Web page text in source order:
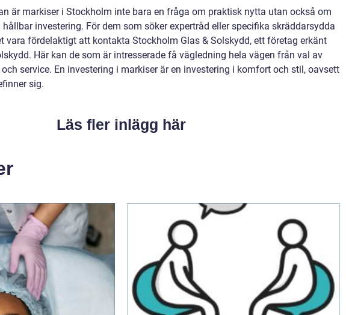
är markiser i Stockholm inte bara en fråga om praktisk nytta utan också om
investering. För dem som söker expertråd eller specifika skräddarsydda
vara fördelaktigt att kontakta Stockholm Glas & Solskydd, ett företag erkänt
Här kan de som är intresserade få vägledning hela vägen från val av
service. En investering i markiser är en investering i komfort och stil, oavsett
sig.
Läs fler inlägg här